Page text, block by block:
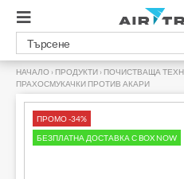
НАЧАЛО › ПРОДУКТИ › ПОЧИСТВАЩА
ПРАХОСМУКАЧКИ ПРОТИВ АКАРИ
ПРОМО -34%
БЕЗПЛАТНА ДОСТАВКА С BOX NOW